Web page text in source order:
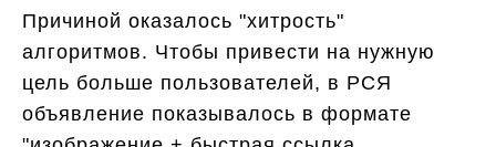
Причиной оказалось "хитрость"
алгоритмов. Чтобы привести на нужную
цель больше пользователей, в РСЯ
объявление показывалось в формате